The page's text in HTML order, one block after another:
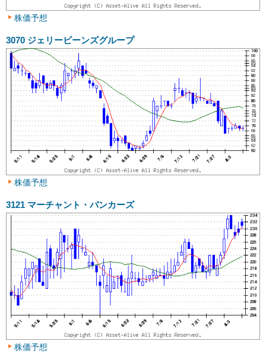
株価予想
3070 ジェリービーンズグループ
株価予想
3121 マーチャント・バンカーズ
株価予想